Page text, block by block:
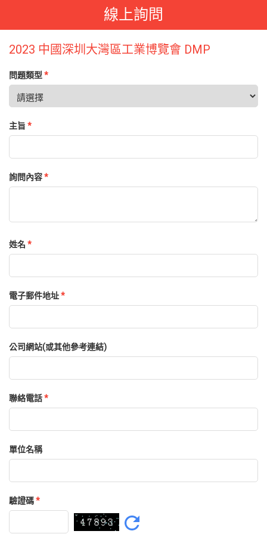
線上詢問
2023 中國深圳大灣區工業博覽會 DMP
問題類型 *
主旨 *
詢問內容*
姓名 *
電子郵件地址*
公司網站(或其他參考連結)
聯絡電話*
單位名稱
驗證碼*